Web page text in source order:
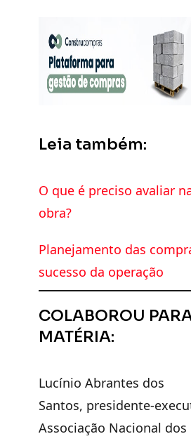
Leia também:
O que é preciso avaliar
obra?
Planejamento das
sucesso da operação
COLABOROU
MATÉRIA:
Lucínio Abrantes dos
Santos, presidente-
Associação Nacional dos